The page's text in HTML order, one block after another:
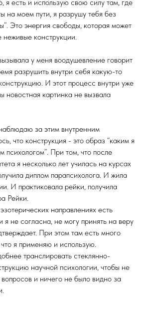
я есть и использую свою силу там, где
на моем пути, я разрушу тебя без
Это энергия свободы, которая может
неживые конструкции.
у меня воодушевление говорит
разрушить внутри себя какую-то
И этот процесс внутри уже
новостная картинка не вызвала
за этим внутренним
что конструкция - это образ “каким я
психологом”. При том, что после
я несколько лет училась на курсах
диплом парапсихолога. И жила
И практиковала рейки, получила
Рейки.
направлениях есть
не согласна, не могу принять на веру
При этом там есть много
я применяю и использую.
транслировать стеклянно-
научной психологии, чтобы не
и ничего не было видно за